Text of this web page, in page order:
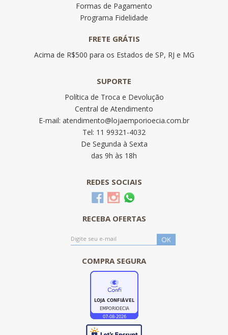
Formas de Pagamento
Programa Fidelidade
FRETE GRÁTIS
Acima de R$500 para os Estados de SP, RJ e MG
SUPORTE
Política de Troca e Devolução
Central de Atendimento
E-mail: atendimento@lojaemporioecia.com.br
Tel: 11 99321-4032
De Segunda à Sexta
das 9h às 18h
REDES SOCIAIS
RECEBA OFERTAS
COMPRA SEGURA